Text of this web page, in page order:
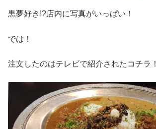
黒夢好き!?店内に写真がいっぱい！
では！
注文したのはテレビで紹介されたコチラ！